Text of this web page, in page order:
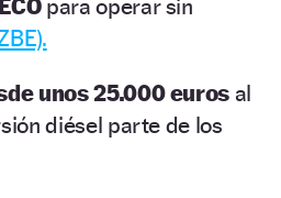
ECO para operar sin
unos 25.000 eurosal
diésel parte de los